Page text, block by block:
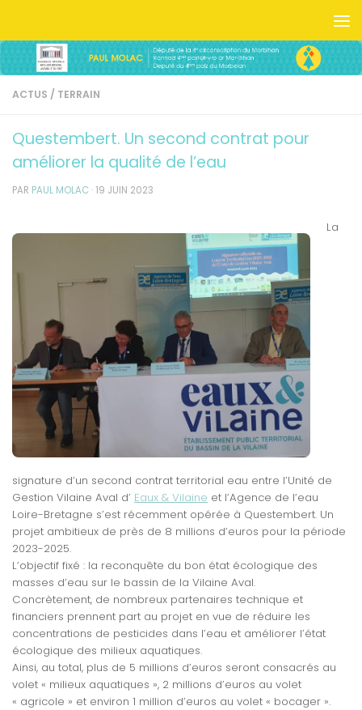
ACTUS / TERRAIN
Questembert. Un second contrat pour
améliorer la qualité de l’eau
PAR PAUL MOLAC · 19 JUIN 2023
La
signature d’un second contrat territorial eau entre l’Unité de
Gestion Vilaine Aval d’ Eaux & Vilaine et l’Agence de l’eau
Loire-Bretagne s’est récemment opérée à Questembert. Un
projet ambitieux de près de 8 millions d’euros pour la période
2023-2025.
L’objectif fixé : la reconquête du bon état écologique des
masses d’eau sur le bassin de la Vilaine Aval.
Concrètement, de nombreux partenaires technique et
financiers prennent part au projet en vue de réduire les
concentrations de pesticides dans l’eau et améliorer l’état
écologique des milieux aquatiques.
Ainsi, au total, plus de 5 millions d’euros seront consacrés au
volet « milieux aquatiques », 2 millions d’euros au volet
« agricole » et environ 1 million d’euros au volet « bocager ».